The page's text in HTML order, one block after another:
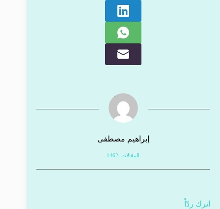
إبراهيم مصطفى
المقالات: 1462
اترك ردّاً